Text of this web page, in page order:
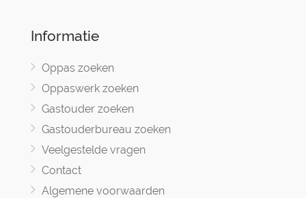
Informatie
Oppas zoeken
Oppaswerk zoeken
Gastouder zoeken
Gastouderbureau zoeken
Veelgestelde vragen
Contact
Algemene voorwaarden